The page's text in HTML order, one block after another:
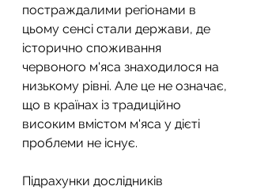
постраждалими регіонами в
цьому сенсі стали держави, де
історично споживання
червоного м'яса знаходилося на
низькому рівні. Але це не означає,
що в країнах із традиційно
високим вмістом м'яса у дієті
проблеми не існує.
Підрахунки дослідників